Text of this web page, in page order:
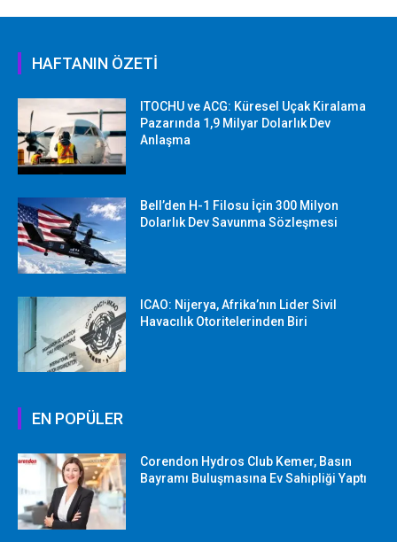
HAFTANIN ÖZETİ
ITOCHU ve ACG: Küresel Uçak Kiralama
Pazarında 1,9 Milyar Dolarlık Dev
Anlaşma
Bell’den H-1 Filosu İçin 300 Milyon
Dolarlık Dev Savunma Sözleşmesi
ICAO: Nijerya, Afrika’nın Lider Sivil
Havacılık Otoritelerinden Biri
EN POPÜLER
Corendon Hydros Club Kemer, Basın
Bayramı Buluşmasına Ev Sahipliği Yaptı